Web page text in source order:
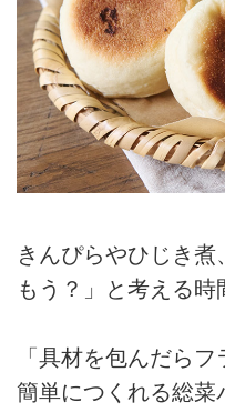
きんぴらやひじき
もう？」と考える時
「具材を包んだら
簡単につくれる総菜